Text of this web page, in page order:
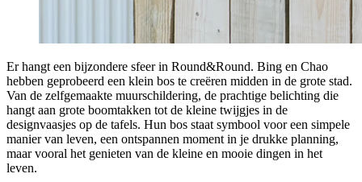
Er hangt een bijzondere sfeer in Round&Round. Bing en Chao
hebben geprobeerd een klein bos te creëren midden in de grote stad.
Van de zelfgemaakte muurschildering, de prachtige belichting die
hangt aan grote boomtakken tot de kleine twijgjes in de
designvaasjes op de tafels. Hun bos staat symbool voor een simpele
manier van leven, een ontspannen moment in je drukke planning,
maar vooral het genieten van de kleine en mooie dingen in het
leven.